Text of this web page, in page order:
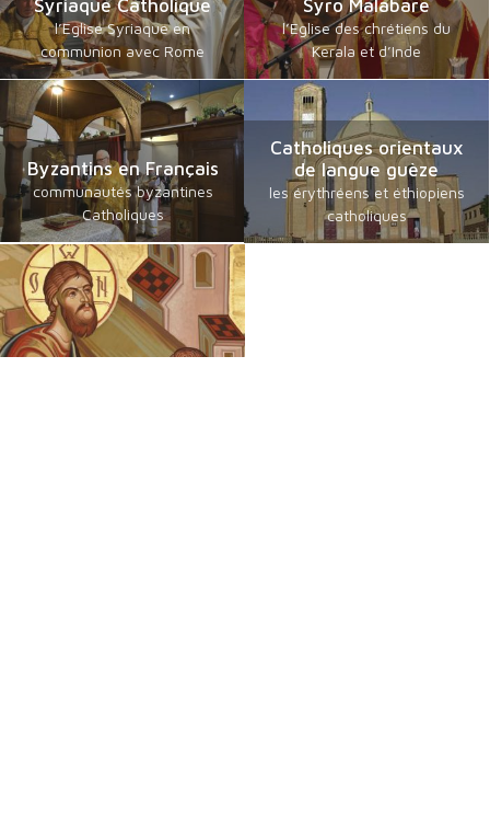
Syriaque Catholique
l’Eglise Syriaque en
communion avec Rome
Syro Malabare
l’Eglise des chrétiens du
Kerala et d’Inde
Byzantins en Français
communautés byzantines
Catholiques
Catholiques orientaux
de langue guèze
les érythréens et éthiopiens
catholiques